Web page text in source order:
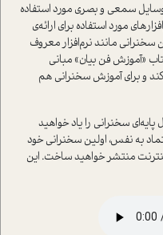
سمعي و بصري مورد استفاده
مورد استفاده براي ارائه‌ي
مانند نرم‌افزار معروف
«آموزش فن بيان» مباني
و براي آموزش سخنراني هم
سخنراني را ياد خواهيد
به نفس، اولين سخنراني خود
منتشر خواهيد ساخت. اين